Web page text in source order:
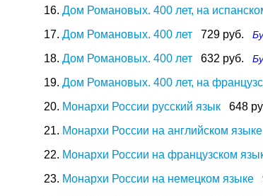
16. Дом Романовых. 400 лет, на
17. Дом Романовых. 400 лет 729 руб.
18. Дом Романовых. 400 лет 632 руб.
19. Дом Романовых. 400 лет, на
20. Монархи России русский язык 648
21. Монархи России на английском языке
22. Монархи России на французском
23. Монархи России на немецком языке